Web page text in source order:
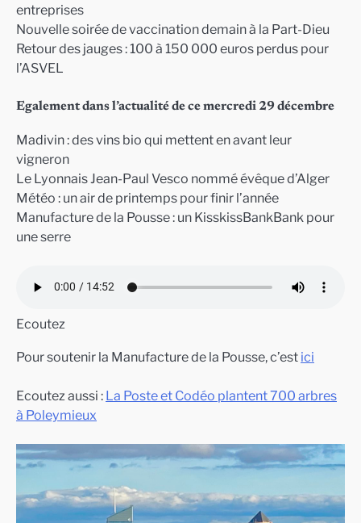
entreprises
Nouvelle soirée de vaccination demain à la Part-Dieu
Retour des jauges : 100 à 150 000 euros perdus pour
l’ASVEL
Egalement dans l’actualité de ce mercredi 29 décembre
Madivin : des vins bio qui mettent en avant leur
vigneron
Le Lyonnais Jean-Paul Vesco nommé évêque d’Alger
Météo : un air de printemps pour finir l’année
Manufacture de la Pousse : un KisskissBankBank pour
une serre
Ecoutez
Pour soutenir la Manufacture de la Pousse, c’est ici
Ecoutez aussi : La Poste et Codéo plantent 700 arbres
à Poleymieux